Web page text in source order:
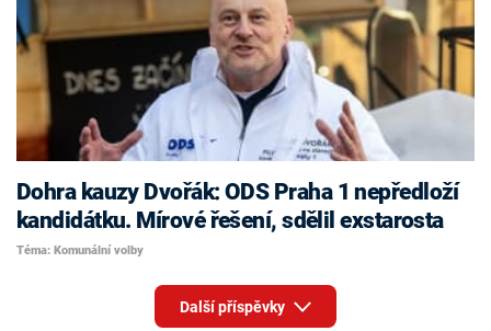
Dohra kauzy Dvořák: ODS Praha 1 nepředloží
kandidátku. Mírové řešení, sdělil exstarosta
Téma: Komunální volby
Další příspěvky